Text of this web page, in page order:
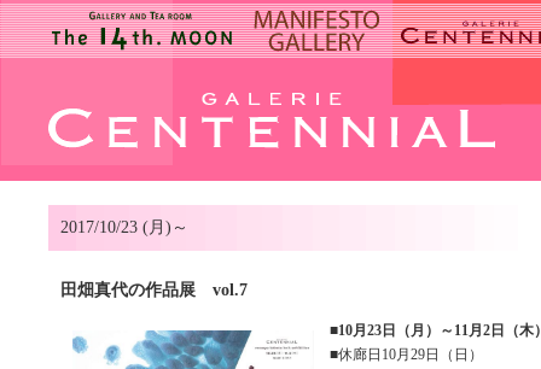
2017/10/23 (月)～
田畑真代の作品展 vol.7
■10月23日（月）～11月2日（木
■休廊日10月29日（日）